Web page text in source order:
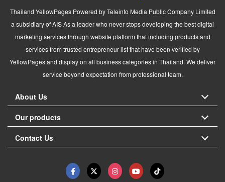
Thailand YellowPages Powered by Teleinfo Media Public Company Limited
a subsidiary of AIS As a leader who never stops developing the best digital
marketing services through website platform that including products and
services from trusted entrepreneur list that have been verified by
YellowPages and display on all business categories in Thailand. We deliver
service beyond expectation from professional team.
About Us
Our products
Contact Us